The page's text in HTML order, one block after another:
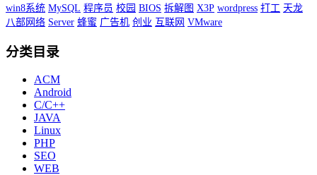
win8系统 MySQL 程序员 校园 BIOS 拆解图 X3P wordpress 打工 天龙
八部网络 Server 蜂蜜 广告机 创业 互联网 VMware
分类目录
ACM
Android
C/C++
JAVA
Linux
PHP
SEO
WEB